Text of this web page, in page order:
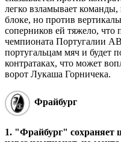
легко взламывает
блоке, но против
соперников ей тяжело, что
чемпионата Португалии
португальцам мяч и будет
контратаках, что может
ворот Лукаша Горничека.
Фрайбург
1. "Фрайбург" сохраняет